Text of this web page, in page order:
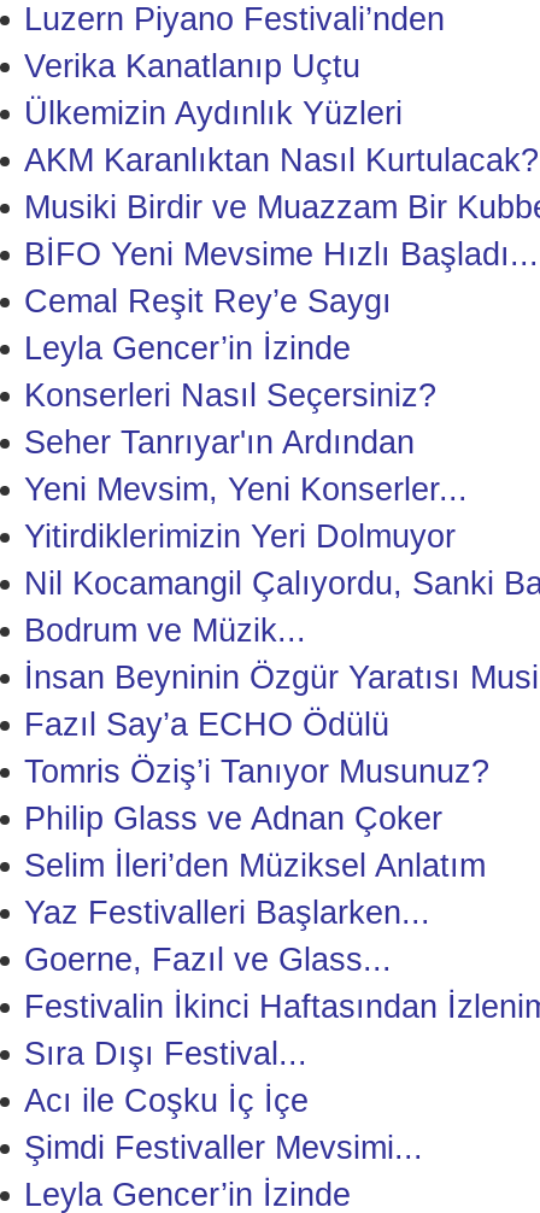
Luzern Piyano Festivali’nden
Verika Kanatlanıp Uçtu
Ülkemizin Aydınlık Yüzleri
AKM Karanlıktan Nasıl Kurtulacak?
Musiki Birdir ve Muazzam Bir
BİFO Yeni Mevsime Hızlı Başladı...
Cemal Reşit Rey’e Saygı
Leyla Gencer’in İzinde
Konserleri Nasıl Seçersiniz?
Seher Tanrıyar'ın Ardından
Yeni Mevsim, Yeni Konserler...
Yitirdiklerimizin Yeri Dolmuyor
Nil Kocamangil Çalıyordu, Sanki
Bodrum ve Müzik...
İnsan Beyninin Özgür Yaratısı
Fazıl Say’a ECHO Ödülü
Tomris Öziş’i Tanıyor Musunuz?
Philip Glass ve Adnan Çoker
Selim İleri’den Müziksel Anlatım
Yaz Festivalleri Başlarken...
Goerne, Fazıl ve Glass...
Festivalin İkinci Haftasından
Sıra Dışı Festival...
Acı ile Coşku İç İçe
Şimdi Festivaller Mevsimi...
Leyla Gencer’in İzinde